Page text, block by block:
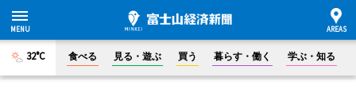
32°C 食べる 見る・遊ぶ 買う 暮らす・働く 学ぶ・知る